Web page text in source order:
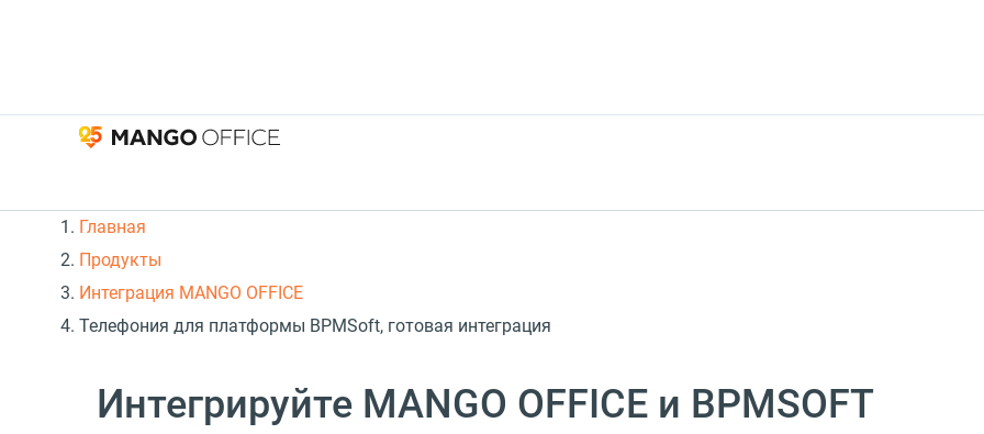
Главная
Продукты
Интеграция MANGO OFFICE
Телефония для платформы BPMSoft, готовая интеграция
Интегрируйте MANGO OFFICE и BPMSOFT